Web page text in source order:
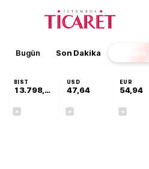
Bugün Son Dakika Finans
BIST
13.798,82
USD
47,64
EUR
54,94